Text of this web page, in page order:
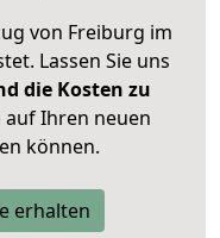
von Freiburg im
Lassen Sie uns
die Kosten zu
auf Ihren neuen
können.
erhalten